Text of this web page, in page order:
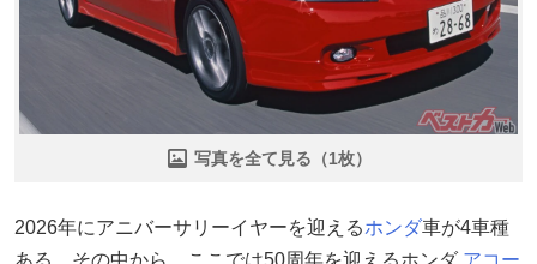
写真を全て見る（1枚）
2026年にアニバーサリーイヤーを迎えるホンダ車が4車種
ある。その中から、ここでは50周年を迎えるホンダ アコー